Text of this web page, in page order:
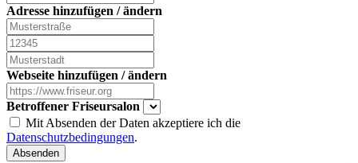
Adresse hinzufügen / ändern
Webseite hinzufügen / ändern
Betroffener Friseursalon
Mit Absenden der Daten akzeptiere ich die
Datenschutzbedingungen.
Absenden